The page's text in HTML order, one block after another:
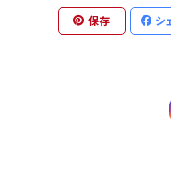
保存 シ